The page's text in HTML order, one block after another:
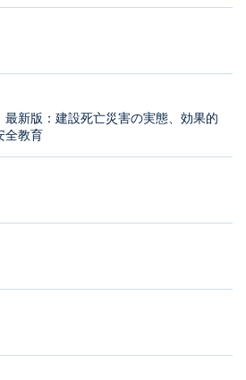
最新版：建設死亡災害の実態、効果的
全教育